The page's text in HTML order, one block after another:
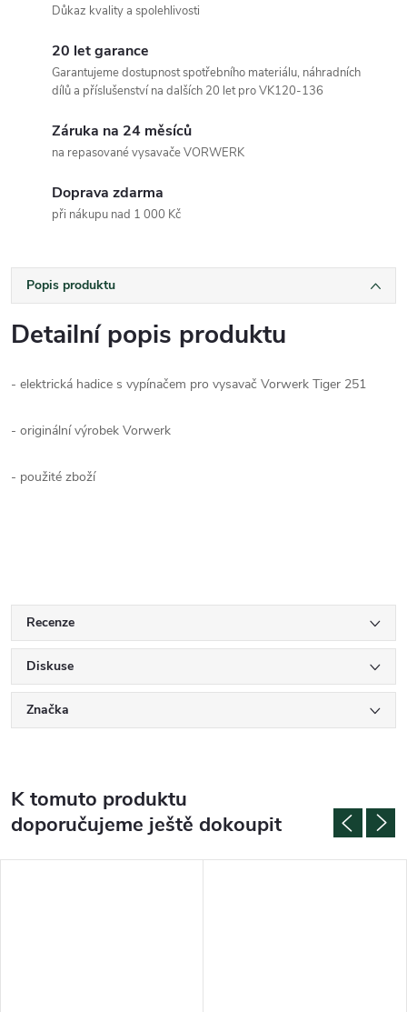
Důkaz kvality a spolehlivosti
20 let garance
Garantujeme dostupnost spotřebního materiálu, náhradních
dílů a příslušenství na dalších 20 let pro VK120-136
Záruka na 24 měsíců
na repasované vysavače VORWERK
Doprava zdarma
při nákupu nad 1 000 Kč
Popis produktu
Detailní popis produktu
- elektrická hadice s vypínačem pro vysavač Vorwerk Tiger 251
- originální výrobek Vorwerk
- použité zboží
Recenze
Diskuse
Značka
K tomuto produktu
doporučujeme ještě dokoupit